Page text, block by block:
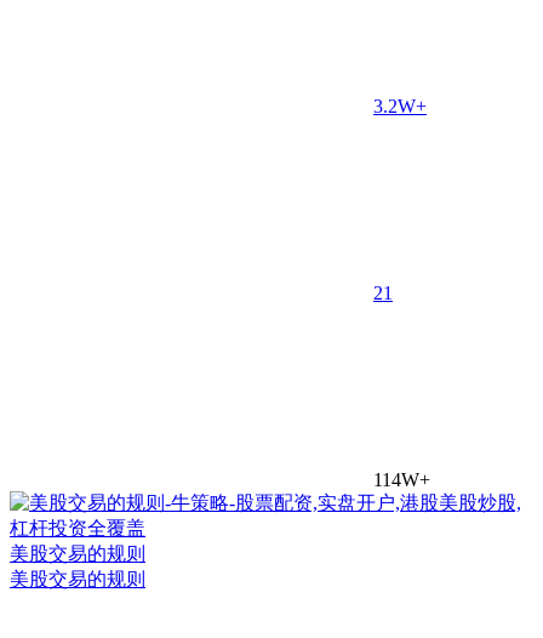
3.2W+
21
114W+
美股交易的规则
美股交易的规则